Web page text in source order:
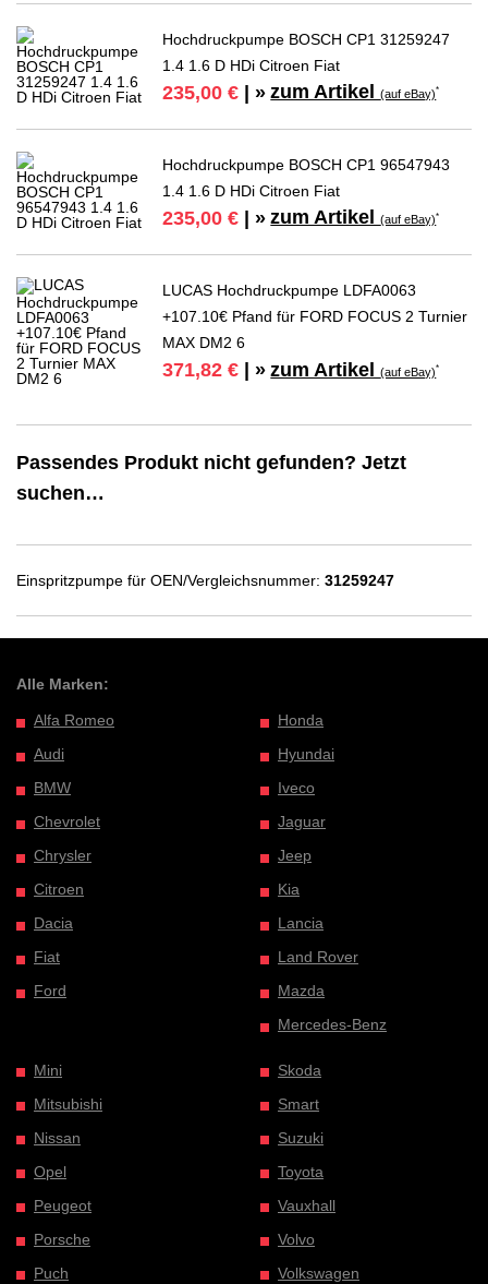
Hochdruckpumpe BOSCH CP1 31259247
1.4 1.6 D HDi Citroen Fiat
235,00 € | » zum Artikel(auf eBay)*
Hochdruckpumpe BOSCH CP1 96547943
1.4 1.6 D HDi Citroen Fiat
235,00 € | » zum Artikel(auf eBay)*
LUCAS Hochdruckpumpe LDFA0063
+107.10€ Pfand für FORD FOCUS 2 Turnier
MAX DM2 6
371,82 € | » zum Artikel(auf eBay)*
Passendes Produkt nicht gefunden? Jetzt
suchen…
Einspritzpumpe für OEN/Vergleichsnummer: 31259247
Alle Marken:
Alfa Romeo
Audi
BMW
Chevrolet
Chrysler
Citroen
Dacia
Fiat
Ford
Honda
Hyundai
Iveco
Jaguar
Jeep
Kia
Lancia
Land Rover
Mazda
Mercedes-Benz
Mini
Mitsubishi
Nissan
Opel
Peugeot
Porsche
Puch
Skoda
Smart
Suzuki
Toyota
Vauxhall
Volvo
Volkswagen